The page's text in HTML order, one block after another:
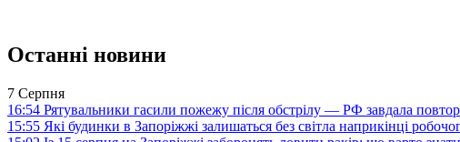
Останні новини
7 Серпня
16:54 Рятувальники гасили пожежу після обстрілу — РФ завдала
15:55 Які будинки в Запоріжжі залишаться без світла наприкінці